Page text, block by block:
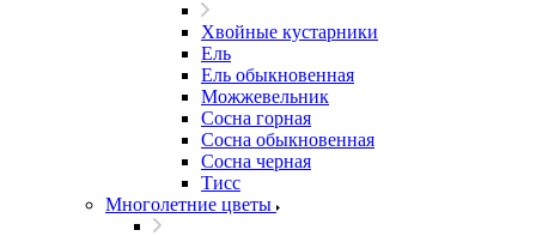
Хвойные кустарники
Ель
Ель обыкновенная
Можжевельник
Сосна горная
Сосна обыкновенная
Сосна черная
Тисс
Многолетние цветы